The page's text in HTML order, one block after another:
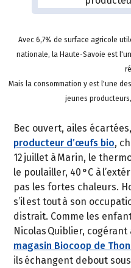
Avec 6,7% de surface agricole
nationale, la Haute-Savoie est
Mais la consommation y est l'une
jeunes
Bec ouvert, ailes
producteur d’œufs bio,
12 juillet à Marin, le
le poulailler, 40 °C à
pas les fortes chaleurs.
s’il est tout à son
distrait. Comme les
Nicolas Quiblier,
magasin Biocoop de
ils échangent debout